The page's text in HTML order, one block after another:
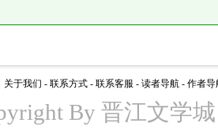
关于我们 - 联系方式 - 联系客服 - 读者导航 - 作者导
By 晋江文学